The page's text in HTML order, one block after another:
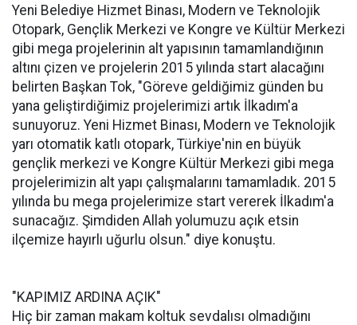
Yeni Belediye Hizmet Binası, Modern ve Teknolojik
Otopark, Gençlik Merkezi ve Kongre ve Kültür Merkezi
gibi mega projelerinin alt yapısının tamamlandığının
altını çizen ve projelerin 2015 yılında start alacağını
belirten Başkan Tok, "Göreve geldiğimiz günden bu
yana geliştirdiğimiz projelerimizi artık İlkadım'a
sunuyoruz. Yeni Hizmet Binası, Modern ve Teknolojik
yarı otomatik katlı otopark, Türkiye'nin en büyük
gençlik merkezi ve Kongre Kültür Merkezi gibi mega
projelerimizin alt yapı çalışmalarını tamamladık. 2015
yılında bu mega projelerimize start vererek İlkadım'a
sunacağız. Şimdiden Allah yolumuzu açık etsin
ilçemize hayırlı uğurlu olsun." diye konuştu.
"KAPIMIZ ARDINA AÇIK"
Hiç bir zaman makam koltuk sevdalısı olmadığını